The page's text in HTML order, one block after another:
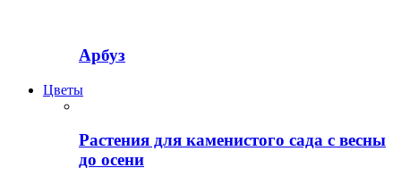
Арбуз
Цветы
Растения для каменистого сада с весны
до осени